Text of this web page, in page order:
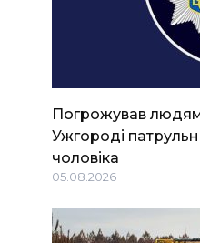
Погрожував
Ужгороді
чоловіка
05.08.2026